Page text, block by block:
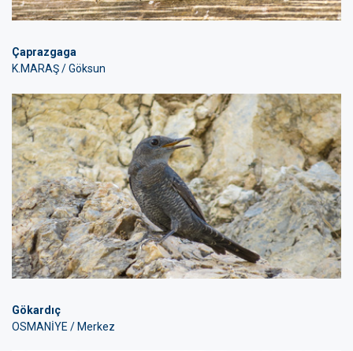
Çaprazgaga
K.MARAŞ / Göksun
Gökardıç
OSMANİYE / Merkez